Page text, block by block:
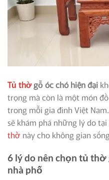
Tủ thờgỗ óc chó hiện đại
trọng mà còn là một món
trong mỗi gia đình Việt
sẽ khám phá những lý do
thờ này cho không gian
6 lý do nên chọn tủ thờ
nhà phố